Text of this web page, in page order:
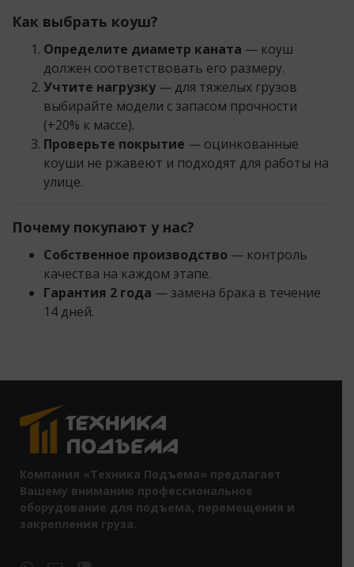
Как выбрать коуш?
Определите диаметр каната — коуш
должен соответствовать его размеру.
Учтите нагрузку — для тяжелых грузов
выбирайте модели с запасом прочности
(+20% к массе).
Проверьте покрытие — оцинкованные
коуши не ржавеют и подходят для работы на
улице.
Почему покупают у нас?
Собственное производство — контроль
качества на каждом этапе.
Гарантия 2 года — замена брака в течение
14 дней.
Компания «Техника Подъема» предлагает
Вашему вниманию профессиональное
оборудование для подъема, перемещения и
закрепления груза.